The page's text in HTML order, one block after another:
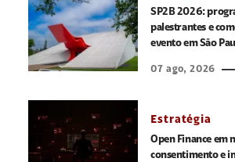
SP2B 2026:
palestrantes e
evento em São
07 ago, 2026
Estratégia
Open Finance em
consentimento e